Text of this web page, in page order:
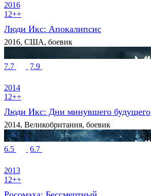
2016
12++
Люди Икс: Апокалипсис
2016, США, боевик
7.7 7.9
2014
12++
Люди Икс: Дни минувшего будущего
2014, Великобритания, боевик
6.5 6.7
2013
12++